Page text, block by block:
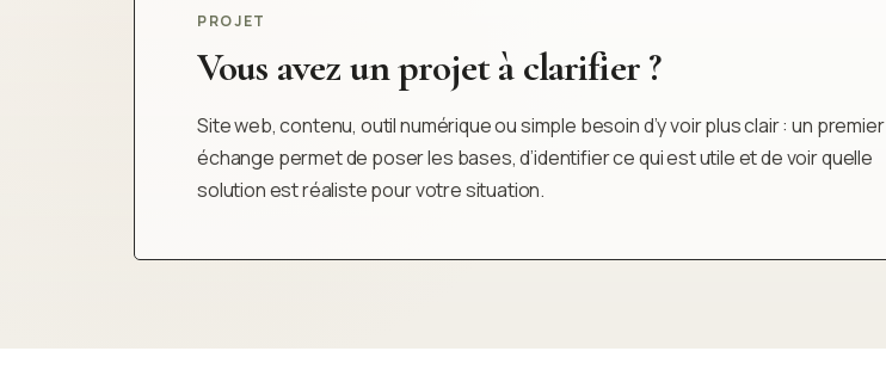
PROJET
Vous avez un projet à clarifier ?
Site web, contenu, outil numérique ou simple besoin d’y voir plus clair : un premier
échange permet de poser les bases, d’identifier ce qui est utile et de voir quelle
solution est réaliste pour votre situation.